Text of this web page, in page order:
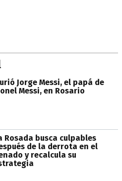
Jorge Messi, el papá de
Messi, en Rosario
Rosada busca culpables
de la derrota en el
y recalcula su